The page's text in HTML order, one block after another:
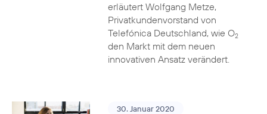
erläutert Wolfgang Metze,
Privatkundenvorstand von
Telefónica Deutschland, wie O2
den Markt mit dem neuen
innovativen Ansatz verändert.
30. Januar 2020